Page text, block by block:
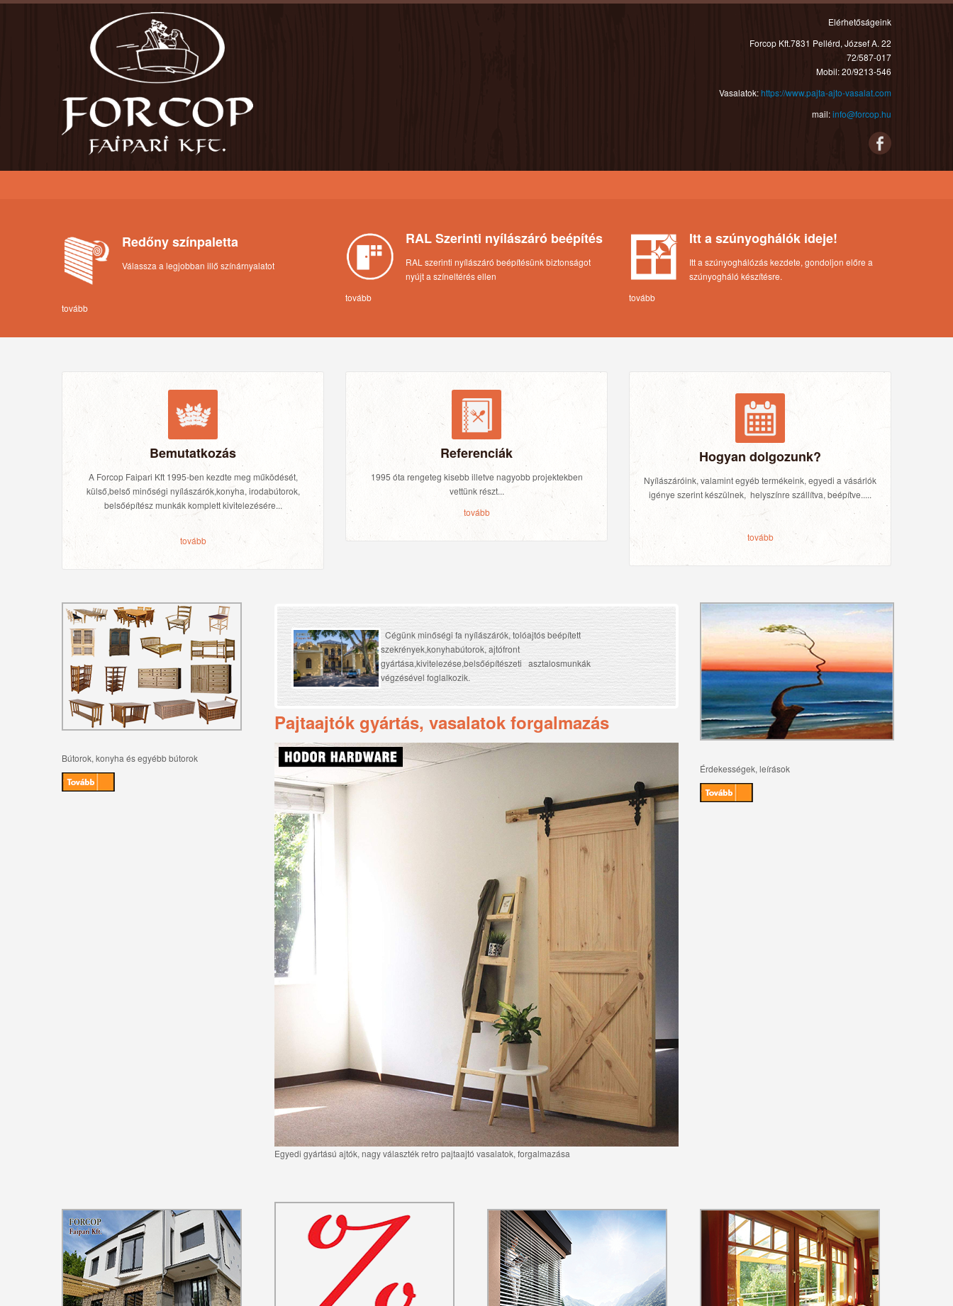
Elérhetőságeink
Forcop Kft.7831 Pellérd, József A. 22
72/587-017
Mobil: 20/9213-546
Vasalatok:https://www.pajta-ajto-vasalat.com
mail:info@forcop.hu
Redőny színpaletta
Válassza a legjobban illő színárnyalatot
tovább
RAL Szerinti nyílászáró beépítés
RAL szerinti nyílászáró beépítésünk biztonságot
nyújt a színeltérés ellen
tovább
Itt a szúnyoghálók ideje!
Itt a szúnyoghálózás kezdete, gondoljon előre a
szúnyogháló készítésre.
tovább
Bemutatkozás
A Forcop Faipari Kft 1995-ben kezdte meg működését,
külső,belső minőségi nyílászárók,konyha, irodabútorok,
belsőépítész munkák komplett kivitelezésére...
tovább
Referenciák
1995 óta rengeteg kisebb illetve nagyobb projektekben
vettünk részt...
tovább
Hogyan dolgozunk?
Nyílászáróink, valamint egyéb termékeink, egyedi a vásárlók
igénye szerint készülnek, helyszínre szállítva, beépítve.....
tovább
Bútorok, konyha és egyébb bútorok
Cégünk minőségi fa nyílászárók, tolóajtós beépített
szekrények,konyhabútorok, ajtófront
gyártása,kivitelezése,belsőépítészeti asztalosmunkák
végzésével foglalkozik.
Pajtaajtók gyártás, vasalatok forgalmazás
Egyedi gyártású ajtók, nagy választék retro pajtaajtó vasalatok, forgalmazása
Érdekességek, leírások